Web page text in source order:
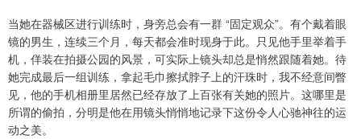
当她在器械区进行训练时，身旁总会有一群 “固定观众”。有个戴着眼
镜的男生，连续三个月，每天都会准时现身于此。只见他手里举着手
机，佯装在拍摄公园的风景，可实际上镜头却总是悄然跟随着她。待
她完成最后一组训练，拿起毛巾擦拭脖子上的汗珠时，我不经意间瞥
见，他的手机相册里居然已经存放了上百张有关她的照片。这哪里是
所谓的偷拍，分明是他在用镜头悄悄地记录下这份令人心驰神往的运
动之美。